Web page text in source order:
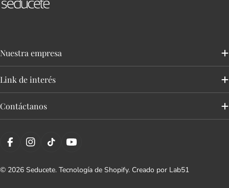
Nuestra empresa
Link de interés
Contáctanos
FacebookInstagramtiktok YouTube
© 2026 Seducete. Tecnología de Shopify. Creado por Lab51